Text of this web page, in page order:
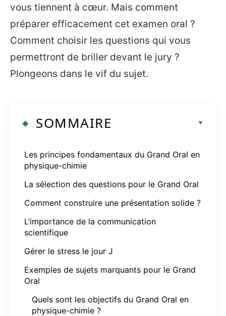
vous tiennent à cœur. Mais comment
préparer efficacement cet examen oral ?
Comment choisir les questions qui vous
permettront de briller devant le jury ?
Plongeons dans le vif du sujet.
SOMMAIRE
Les principes fondamentaux du Grand Oral en
physique-chimie
La sélection des questions pour le Grand Oral
Comment construire une présentation solide ?
L’importance de la communication
scientifique
Gérer le stress le jour J
Exemples de sujets marquants pour le Grand
Oral
Quels sont les objectifs du Grand Oral en
physique-chimie ?